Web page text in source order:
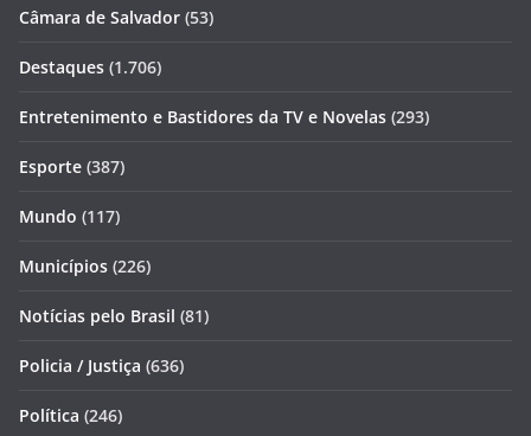
Câmara de Salvador (53)
Destaques (1.706)
Entretenimento e Bastidores da TV e Novelas (293)
Esporte (387)
Mundo (117)
Municípios (226)
Notícias pelo Brasil (81)
Policia / Justiça (636)
Política (246)